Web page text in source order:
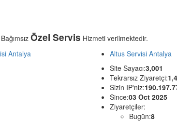
Özel Servis Hizmeti verilmektedir.
Antalya
Altus Servisi Antalya
Site Sayacı:3,001
Tekrarsız Ziyaretçi:
Sizin IP'niz:
Since:03 Oct 2025
Ziyaretçiler:
Bugün:8